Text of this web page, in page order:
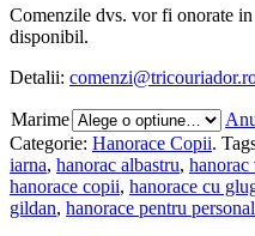
Comenzile dvs. vor fi onorate
disponibil.
Detalii:
Marime
Categorie: Hanorace Copii.
iarna, hanorac albastru, hanorac
hanorace copii, hanorace cu
gildan, hanorace pentru